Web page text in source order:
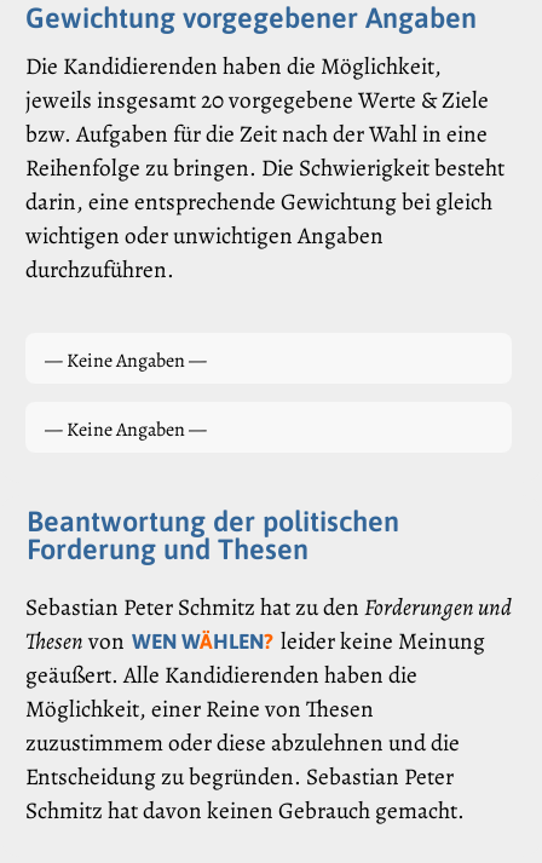
Gewichtung vorgegebener Angaben
Die Kandidierenden haben die Möglichkeit,
jeweils insgesamt 20 vorgegebene Werte & Ziele
bzw. Aufgaben für die Zeit nach der Wahl in eine
Reihenfolge zu bringen. Die Schwierigkeit besteht
darin, eine entsprechende Gewichtung bei gleich
wichtigen oder unwichtigen Angaben
durchzuführen.
— Keine Angaben —
— Keine Angaben —
Beantwortung der politischen
Forderung und Thesen
Sebastian Peter Schmitz hat zu denForderungen und
Thesenvon WEN WÄHLEN? leider keine Meinung
geäußert. Alle Kandidierenden haben die
Möglichkeit, einer Reine von Thesen
zuzustimmem oder diese abzulehnen und die
Entscheidung zu begründen. Sebastian Peter
Schmitz hat davon keinen Gebrauch gemacht.